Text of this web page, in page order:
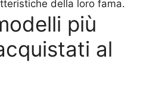
della loro fama.
più
al